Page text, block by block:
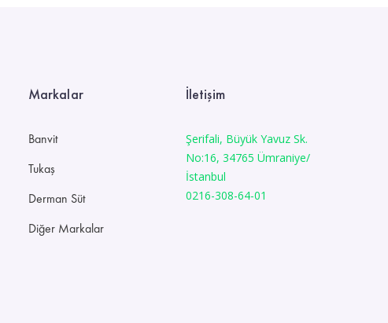
Markalar
Banvit
Tukaş
Derman Süt
Diğer Markalar
İletişim
Şerifali, Büyük Yavuz Sk.
No:16, 34765 Ümraniye/
İstanbul
0216-308-64-01